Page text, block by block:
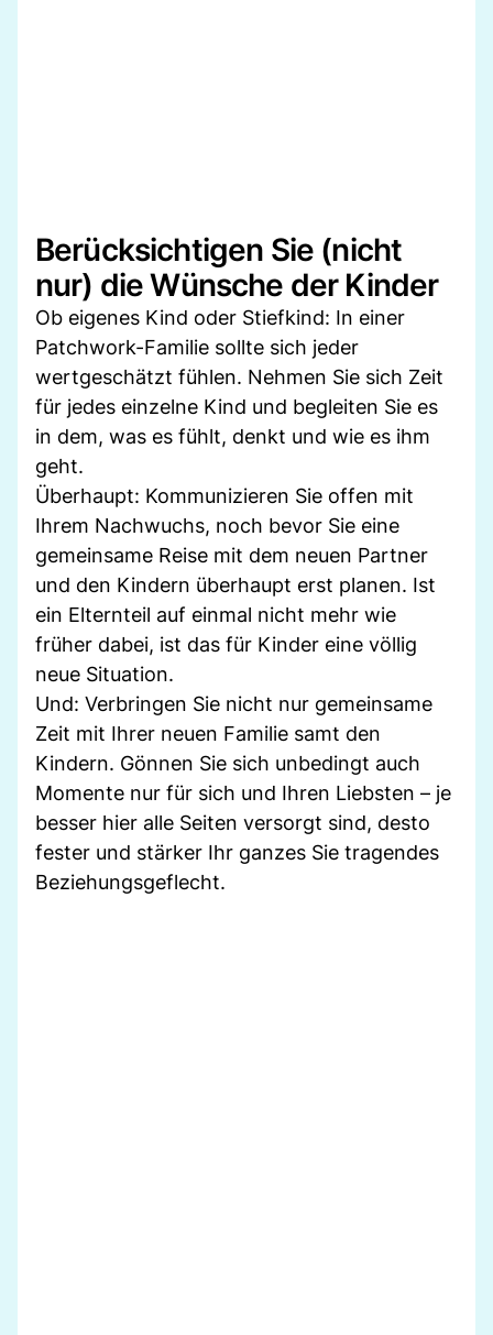
Berücksichtigen Sie (nicht
nur) die Wünsche der Kinder
Ob eigenes Kind oder Stiefkind: In einer
Patchwork-Familie sollte sich jeder
wertgeschätzt fühlen. Nehmen Sie sich Zeit
für jedes einzelne Kind und begleiten Sie es
in dem, was es fühlt, denkt und wie es ihm
geht.
Überhaupt: Kommunizieren Sie offen mit
Ihrem Nachwuchs, noch bevor Sie eine
gemeinsame Reise mit dem neuen Partner
und den Kindern überhaupt erst planen. Ist
ein Elternteil auf einmal nicht mehr wie
früher dabei, ist das für Kinder eine völlig
neue Situation.
Und: Verbringen Sie nicht nur gemeinsame
Zeit mit Ihrer neuen Familie samt den
Kindern. Gönnen Sie sich unbedingt auch
Momente nur für sich und Ihren Liebsten – je
besser hier alle Seiten versorgt sind, desto
fester und stärker Ihr ganzes Sie tragendes
Beziehungsgeflecht.